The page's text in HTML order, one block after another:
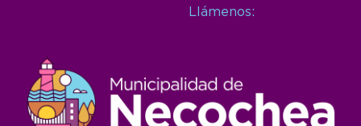
Llámenos: